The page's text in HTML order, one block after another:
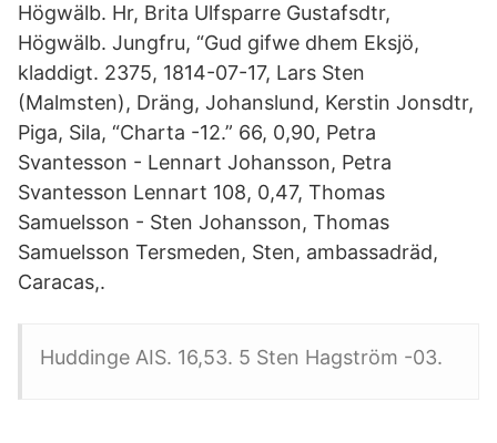
Högwälb. Hr, Brita Ulfsparre Gustafsdtr,
Högwälb. Jungfru, “Gud gifwe dhem Eksjö,
kladdigt. 2375, 1814-07-17, Lars Sten
(Malmsten), Dräng, Johanslund, Kerstin Jonsdtr,
Piga, Sila, “Charta -12.” 66, 0,90, Petra
Svantesson - Lennart Johansson, Petra
Svantesson Lennart 108, 0,47, Thomas
Samuelsson - Sten Johansson, Thomas
Samuelsson Tersmeden, Sten, ambassadräd,
Caracas,.
Huddinge AIS. 16,53. 5 Sten Hagström -03.